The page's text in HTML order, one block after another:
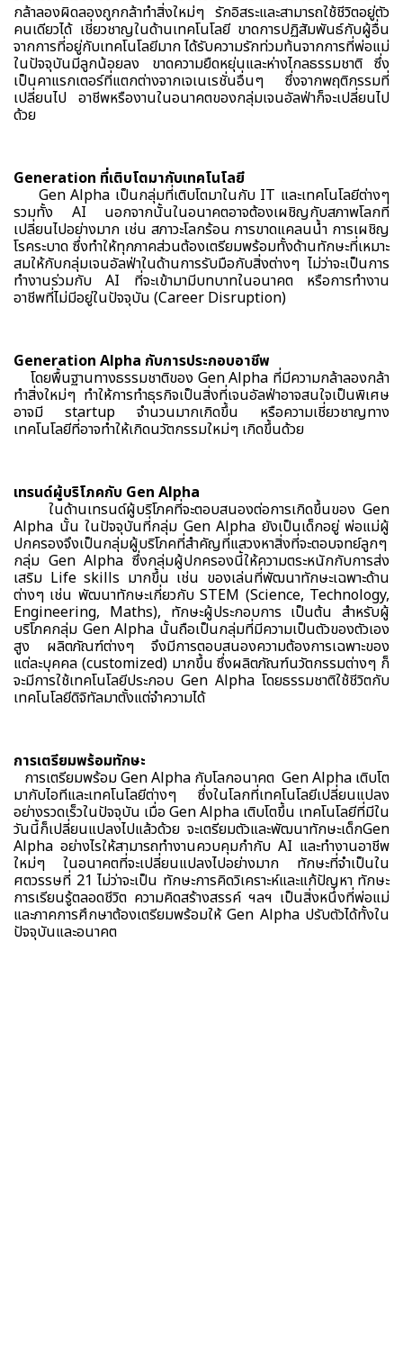
กล้าลองผิดลองถูกกล้าทำสิ่งใหม่ๆ รักอิสระและสามารถใช้ชีวิตอยู่ตัว
คนเดียวได้ เชี่ยวชาญในด้านเทคโนโลยี ขาดการปฏิสัมพันธ์กับผู้อื่น
จากการที่อยู่กับเทคโนโลยีมาก ได้รับความรักท่วมท้นจากการที่พ่อแม่
ในปัจจุบันมีลูกน้อยลง ขาดความยืดหยุ่นและห่างไกลธรรมชาติ ซึ่ง
เป็นคาแรกเตอร์ที่แตกต่างจากเจเนเรชั่นอื่นๆ ซึ่งจากพฤติกรรมที่
เปลี่ยนไป อาชีพหรืองานในอนาคตของกลุ่มเจนอัลฟ่าก็จะเปลี่ยนไป
ด้วย
Generation ที่เติบโตมากับเทคโนโลยี
Gen Alpha เป็นกลุ่มที่เติบโตมาในกับ IT และเทคโนโลยีต่างๆ
รวมทั้ง AI นอกจากนั้นในอนาคตอาจต้องเผชิญกับสภาพโลกที่
เปลี่ยนไปอย่างมาก เช่น สภาวะโลกร้อน การขาดแคลนน้ำ การเผชิญ
โรคระบาด ซึ่งทำให้ทุกภาคส่วนต้องเตรียมพร้อมทั้งด้านทักษะที่เหมาะ
สมให้กับกลุ่มเจนอัลฟ่าในด้านการรับมือกับสิ่งต่างๆ ไม่ว่าจะเป็นการ
ทำงานร่วมกับ AI ที่จะเข้ามามีบทบาทในอนาคต หรือการทำงาน
อาชีพที่ไม่มีอยู่ในปัจจุบัน (Career Disruption)
Generation Alpha กับการประกอบอาชีพ
โดยพื้นฐานทางธรรมชาติของ Gen Alpha ที่มีความกล้าลองกล้า
ทำสิ่งใหม่ๆ ทำให้การทำธุรกิจเป็นสิ่งที่เจนอัลฟ่าอาจสนใจเป็นพิเศษ
อาจมี startup จำนวนมากเกิดขึ้น หรือความเชี่ยวชาญทาง
เทคโนโลยีที่อาจทำให้เกิดนวัตกรรมใหม่ๆ เกิดขึ้นด้วย
เทรนด์ผู้บริโภคกับ Gen Alpha
ในด้านเทรนด์ผู้บริโภคที่จะตอบสนองต่อการเกิดขึ้นของ Gen
Alpha นั้น ในปัจจุบันที่กลุ่ม Gen Alpha ยังเป็นเด็กอยู่ พ่อแม่ผู้
ปกครองจึงเป็นกลุ่มผู้บริโภคที่สำคัญที่แสวงหาสิ่งที่จะตอบจทย์ลูกๆ
กลุ่ม Gen Alpha ซึ่งกลุ่มผู้ปกครองนี้ให้ความตระหนักกับการส่ง
เสริม Life skills มากขึ้น เช่น ของเล่นที่พัฒนาทักษะเฉพาะด้าน
ต่างๆ เช่น พัฒนาทักษะเกี่ยวกับ STEM (Science, Technology,
Engineering, Maths), ทักษะผู้ประกอบการ เป็นต้น สำหรับผู้
บริโภคกลุ่ม Gen Alpha นั้นถือเป็นกลุ่มที่มีความเป็นตัวของตัวเอง
สูง ผลิตภัณฑ์ต่างๆ จึงมีการตอบสนองความต้องการเฉพาะของ
แต่ละบุคคล (customized) มากขึ้น ซึ่งผลิตภัณฑ์นวัตกรรมต่างๆ ก็
จะมีการใช้เทคโนโลยีประกอบ Gen Alpha โดยธรรมชาติใช้ชีวิตกับ
เทคโนโลยีดิจิทัลมาตั้งแต่จำความได้
การเตรียมพร้อมทักษะ
การเตรียมพร้อม Gen Alpha กับโลกอนาคต Gen Alpha เติบโต
มากับไอทีและเทคโนโลยีต่างๆ ซึ่งในโลกที่เทคโนโลยีเปลี่ยนแปลง
อย่างรวดเร็วในปัจจุบัน เมื่อ Gen Alpha เติบโตขึ้น เทคโนโลยีที่มีใน
วันนี้ก็เปลี่ยนแปลงไปแล้วด้วย จะเตรียมตัวและพัฒนาทักษะเด็กGen
Alpha อย่างไรให้สามารถทำงานควบคุมกำกับ AI และทำงานอาชีพ
ใหม่ๆ ในอนาคตที่จะเปลี่ยนแปลงไปอย่างมาก ทักษะที่จำเป็นใน
ศตวรรษที่ 21 ไม่ว่าจะเป็น ทักษะการคิดวิเคราะห์และแก้ปัญหา ทักษะ
การเรียนรู้ตลอดชีวิต ความคิดสร้างสรรค์ ฯลฯ เป็นสิ่งหนึ่งที่พ่อแม่
และภาคการศึกษาต้องเตรียมพร้อมให้ Gen Alpha ปรับตัวได้ทั้งใน
ปัจจุบันและอนาคต